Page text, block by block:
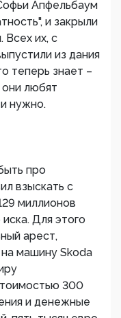
Апфельбаум
и закрыли
Всех их, с
из дания
теперь знает –
они любят
нужно.
про
взыскать с
миллионов
Для этого
арест,
машину Skoda
300
и денежные